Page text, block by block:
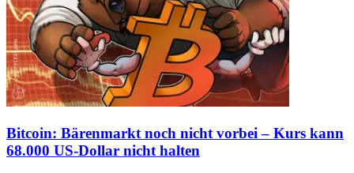
Bitcoin: Bärenmarkt noch nicht vorbei – Kurs kann
68.000 US-Dollar nicht halten